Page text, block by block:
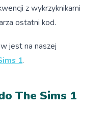
z wykrzyknikami
ostatni kod.
jest na naszej
1.
The Sims 1